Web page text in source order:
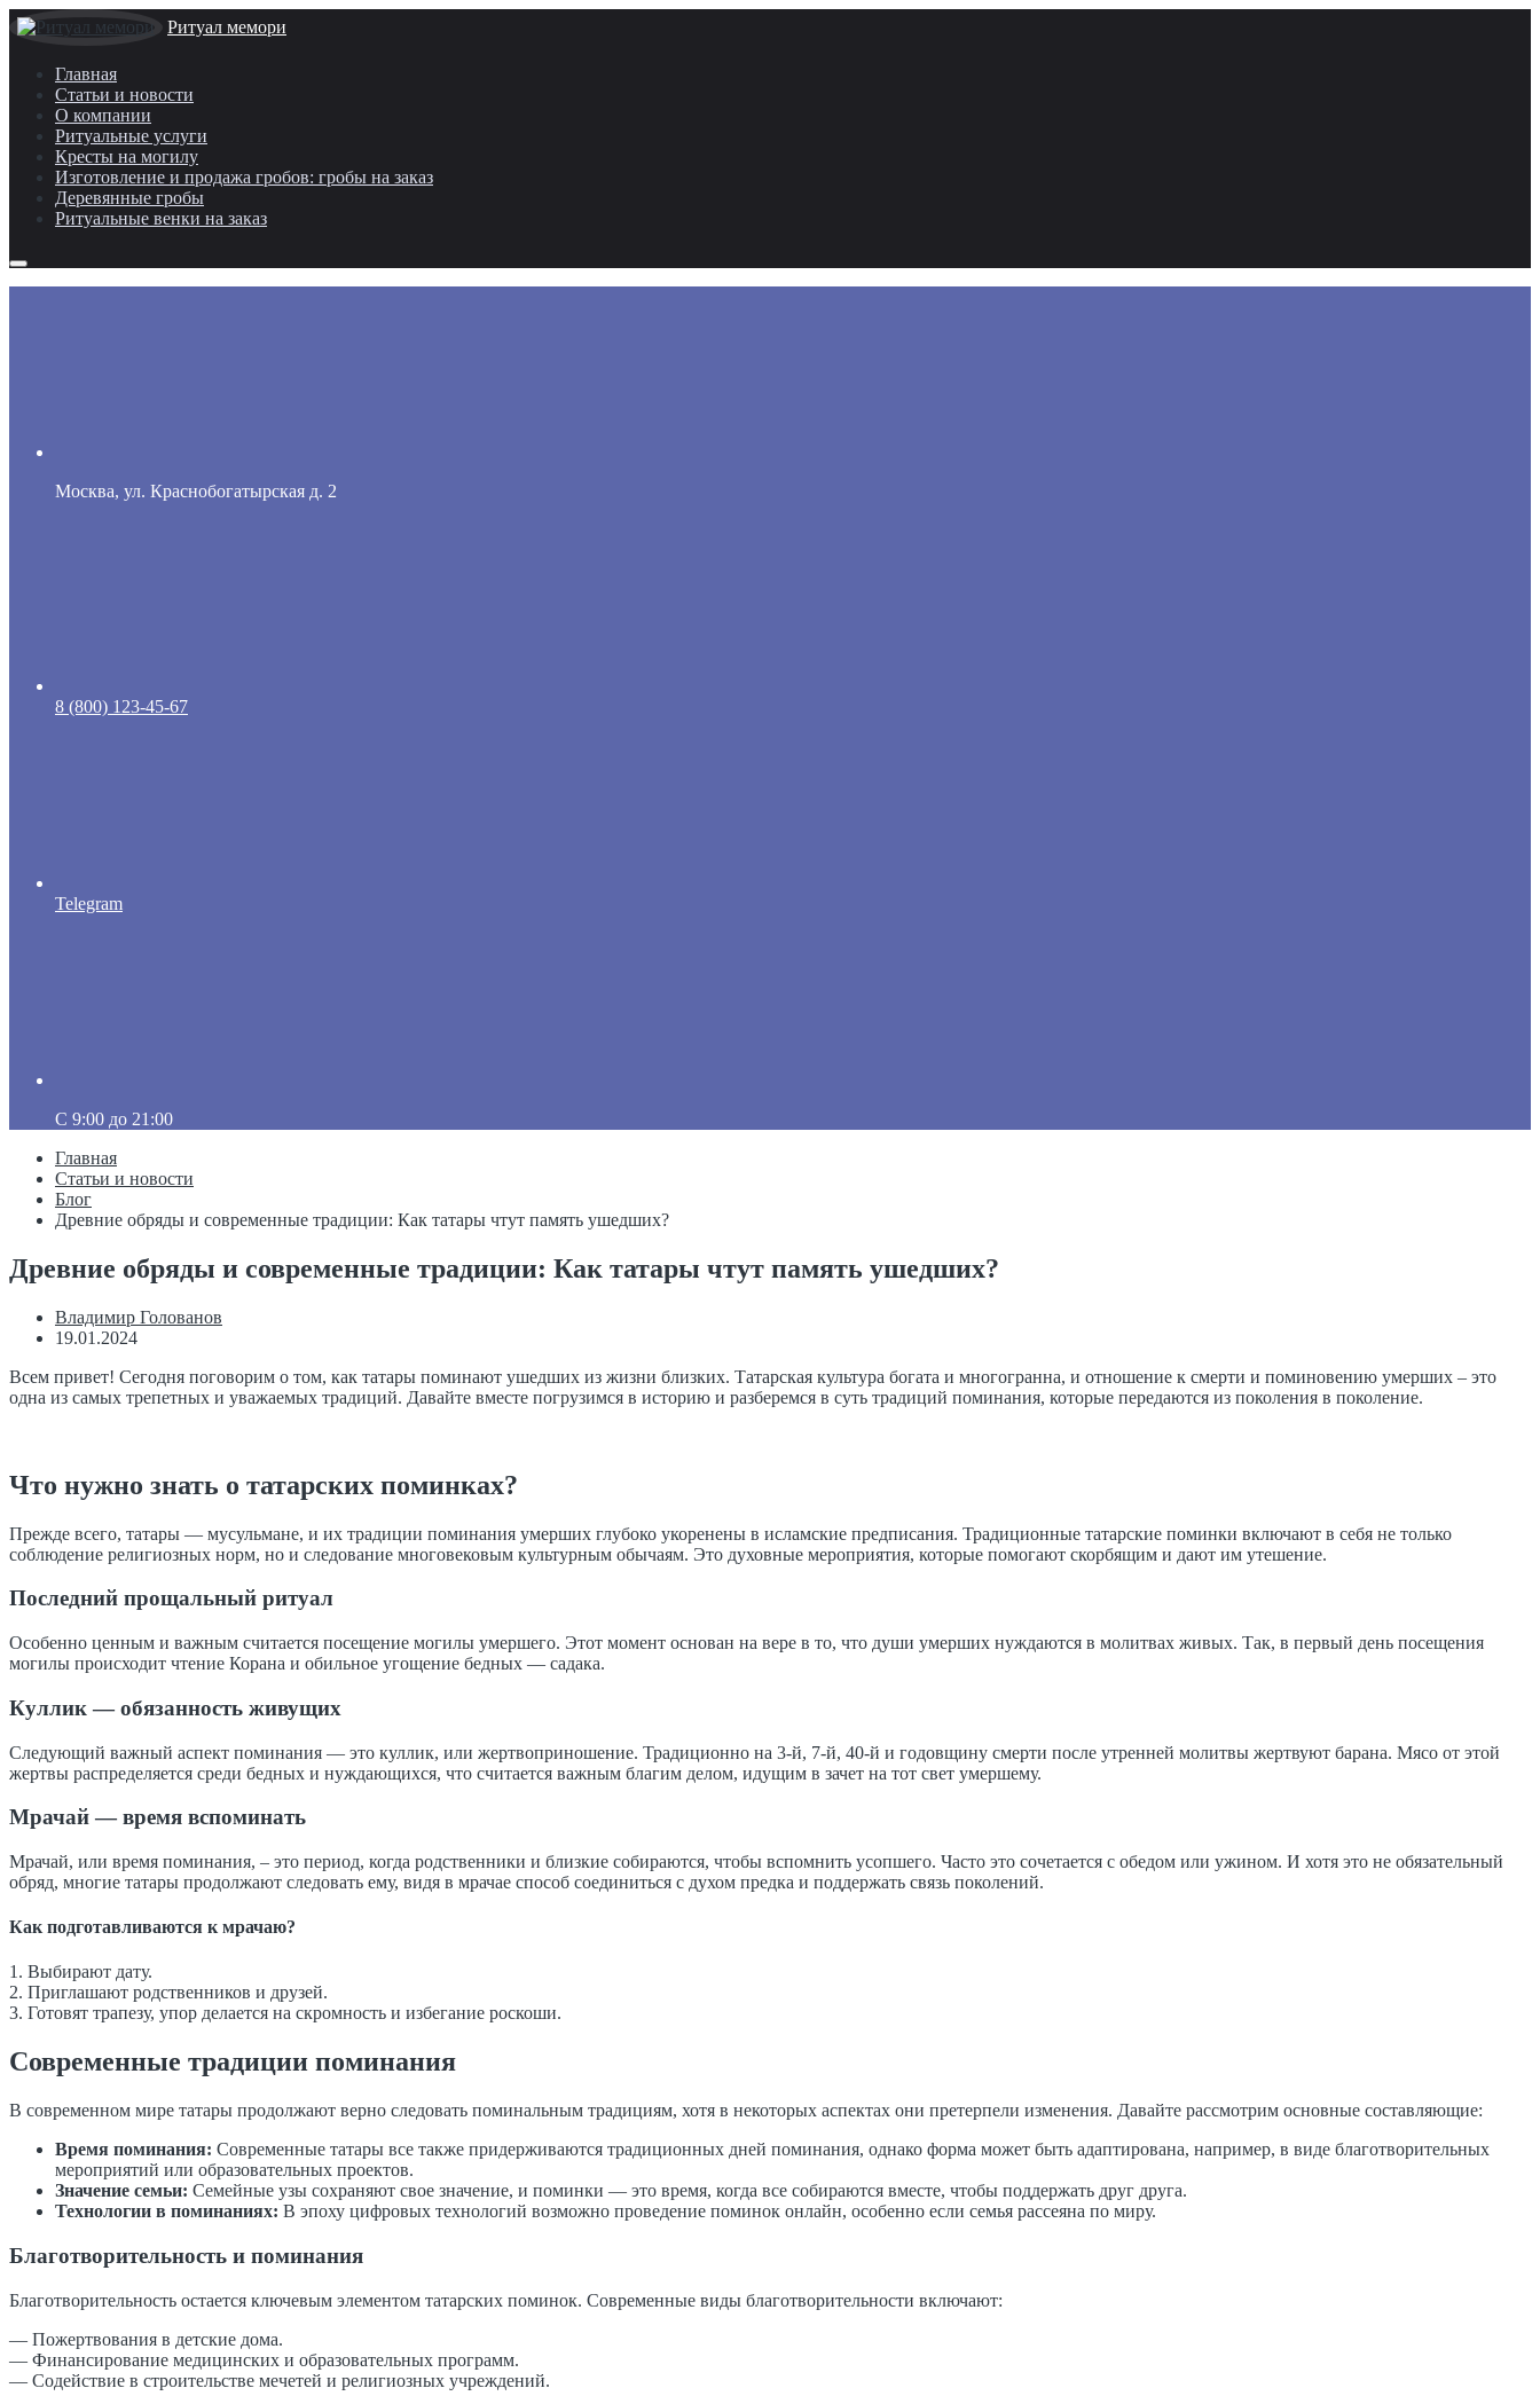
Ритуал мемори
Главная
Статьи и новости
О компании
Ритуальные услуги
Кресты на могилу
Изготовление и продажа гробов: гробы на заказ
Деревянные гробы
Ритуальные венки на заказ
Москва, ул. Краснобогатырская д. 2
8 (800) 123-45-67
Telegram
C 9:00 до 21:00
Главная
Статьи и новости
Блог
Древние обряды и современные традиции: Как татары чтут память ушедших?
Древние обряды и современные традиции: Как татары чтут память ушедших?
Владимир Голованов
19.01.2024
Всем привет! Сегодня поговорим о том, как татары поминают ушедших из жизни близких. Татарская культура богата и многогранна, и отношение к смерти и поминовению умерших – это
одна из самых трепетных и уважаемых традиций. Давайте вместе погрузимся в историю и разберемся в суть традиций поминания, которые передаются из поколения в поколение.
Что нужно знать о татарских поминках?
Прежде всего, татары — мусульмане, и их традиции поминания умерших глубоко укоренены в исламские предписания. Традиционные татарские поминки включают в себя не только
соблюдение религиозных норм, но и следование многовековым культурным обычаям. Это духовные мероприятия, которые помогают скорбящим и дают им утешение.
Последний прощальный ритуал
Особенно ценным и важным считается посещение могилы умершего. Этот момент основан на вере в то, что души умерших нуждаются в молитвах живых. Так, в первый день посещения
могилы происходит чтение Корана и обильное угощение бедных — садака.
Куллик — обязанность живущих
Следующий важный аспект поминания — это куллик, или жертвоприношение. Традиционно на 3-й, 7-й, 40-й и годовщину смерти после утренней молитвы жертвуют барана. Мясо от этой
жертвы распределяется среди бедных и нуждающихся, что считается важным благим делом, идущим в зачет на тот свет умершему.
Мрачай — время вспоминать
Мрачай, или время поминания, – это период, когда родственники и близкие собираются, чтобы вспомнить усопшего. Часто это сочетается с обедом или ужином. И хотя это не обязательный
обряд, многие татары продолжают следовать ему, видя в мрачае способ соединиться с духом предка и поддержать связь поколений.
Как подготавливаются к мрачаю?
1. Выбирают дату.
2. Приглашают родственников и друзей.
3. Готовят трапезу, упор делается на скромность и избегание роскоши.
Современные традиции поминания
В современном мире татары продолжают верно следовать поминальным традициям, хотя в некоторых аспектах они претерпели изменения. Давайте рассмотрим основные составляющие:
Время поминания: Современные татары все также придерживаются традиционных дней поминания, однако форма может быть адаптирована, например, в виде благотворительных
мероприятий или образовательных проектов.
Значение семьи: Семейные узы сохраняют свое значение, и поминки — это время, когда все собираются вместе, чтобы поддержать друг друга.
Технологии в поминаниях: В эпоху цифровых технологий возможно проведение поминок онлайн, особенно если семья рассеяна по миру.
Благотворительность и поминания
Благотворительность остается ключевым элементом татарских поминок. Современные виды благотворительности включают:
— Пожертвования в детские дома.
— Финансирование медицинских и образовательных программ.
— Содействие в строительстве мечетей и религиозных учреждений.